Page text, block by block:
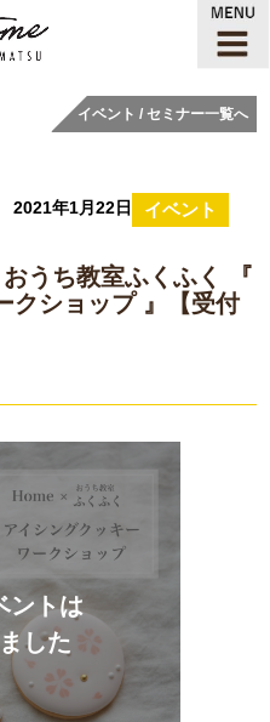
イベント / セミナー一覧へ
イベント
2021年1月22日
うち教室ふくふく 『
クショップ 』【受付
ントは
した